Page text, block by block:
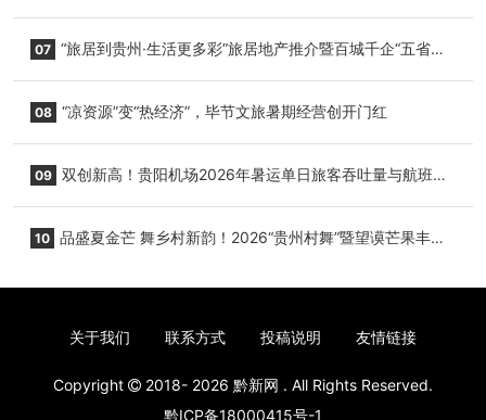
07 “旅居到贵州·生活更多彩”旅居地产推介暨百城千企“五省
08 “凉资源”变“热经济”，毕节文旅暑期经营创开门红
09 双创新高！贵阳机场2026年暑运单日旅客吞吐量与航班起
10 品盛夏金芒 舞乡村新韵！2026“贵州村舞”暨望谟芒果丰收
关于我们 联系方式 投稿说明 友情链接
Copyright 2018- 2026 黔新网 . All Rights Reserved.
黔ICP备18000415号-1